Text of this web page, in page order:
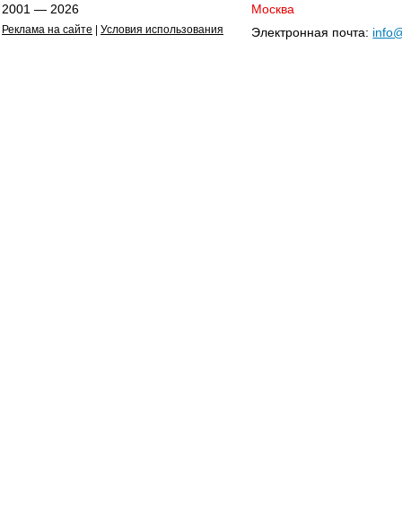
2001 — 2026
Реклама на сайте Условия использования
Москва
Электронная почта: